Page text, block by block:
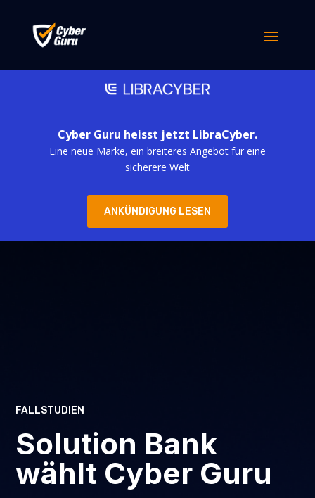
Cyber Guru heisst jetzt LibraCyber.
Eine neue Marke, ein breiteres Angebot für eine
sicherere Welt
ANKÜNDIGUNG LESEN
FALLSTUDIEN
Solution Bank
wählt Cyber Guru